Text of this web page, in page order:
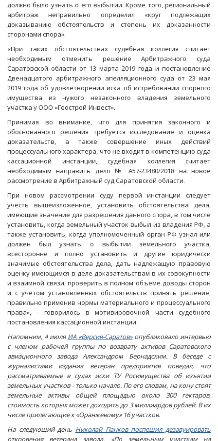
должно было узнать о его выбытии. Кроме того, региональный
арбитраж неправильно определил «круг подлежащих
доказыванию обстоятельств и степень их доказанности
сторонами спора».
«При таких обстоятельствах судебная коллегия считает
необходимым отменить решение Арбитражного суда
Саратовской области от 13 марта 2019 года и постановление
Двенадцатого арбитражного апелляционного суда от 23 мая
2019 года об удовлетворении иска об истребовании спорного
имущества из чужого незаконного владения земельного
участка у ООО «Геострой-Инвест».
Принимая во внимание, что для принятия законного и
обоснованного решения требуется исследование и оценка
доказательств, а также совершение иных действий
процессуального характера, что не входит в компетенцию суда
кассационной инстанции, судебная коллегия считает
необходимым направить дело № А57-23480/2018 на новое
рассмотрение в Арбитражный суд Саратовской области.
При новом рассмотрении суду первой инстанции следует
учесть вышеизложенное, установить обстоятельства дела,
имеющие значение для разрешения данного спора, в том числе
установить, когда земельный участок выбыл из владения РФ, а
также установить, когда уполномоченный орган РФ узнал или
должен был узнать о выбытии земельного участка,
всесторонне и полно установить и другие юридически
значимые обстоятельства дела, дать надлежащую правовую
оценку имеющимся в деле доказательствам в их совокупности
и взаимной связи, проверить в полном объеме доводы сторон
и с учетом установленных обстоятельств принять решение,
правильно применив нормы материального и процессуального
права», - говорилось в мотивировочной части судебного
постановления кассационной инстанции.
Напомним, 4 июля ИА «Версия-Саратов»опубликовало интервью
с членом рабочей группы по возврату активов Саратовского
авиационного завода Александром Бернадским. В беседе с
журналистами издания ветеран предприятия поведал, что
рассматриваемые в судах иски ТУ Росимущества об изъятии
земельных участков - только начало. По его словам, на кону стоят
земельные активы общей площадью около 300 гектаров,
стоимость которых может доходить до 3 миллиардов рублей. В их
числе прилегающие к «Оранжевому» 16 участков.
На следующий день Николай Панков поспешил дезавуировать
откровения ветерана завода. «По земельным участкам на